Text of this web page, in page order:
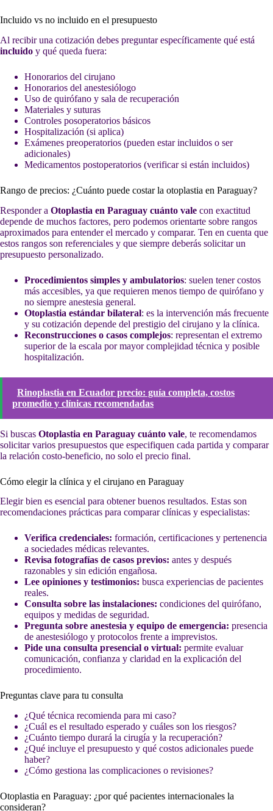
Incluido vs no incluido en el presupuesto
Al recibir una cotización debes preguntar específicamente qué está
incluido y qué queda fuera:
Honorarios del cirujano
Honorarios del anestesiólogo
Uso de quirófano y sala de recuperación
Materiales y suturas
Controles posoperatorios básicos
Hospitalización (si aplica)
Exámenes preoperatorios (pueden estar incluidos o ser
adicionales)
Medicamentos postoperatorios (verificar si están incluidos)
Rango de precios: ¿Cuánto puede costar la otoplastia en Paraguay?
Responder a Otoplastia en Paraguay cuánto vale con exactitud
depende de muchos factores, pero podemos orientarte sobre rangos
aproximados para entender el mercado y comparar. Ten en cuenta que
estos rangos son referenciales y que siempre deberás solicitar un
presupuesto personalizado.
Procedimientos simples y ambulatorios: suelen tener costos
más accesibles, ya que requieren menos tiempo de quirófano y
no siempre anestesia general.
Otoplastia estándar bilateral: es la intervención más frecuente
y su cotización depende del prestigio del cirujano y la clínica.
Reconstrucciones o casos complejos: representan el extremo
superior de la escala por mayor complejidad técnica y posible
hospitalización.
Rinoplastia en Ecuador precio: guía completa, costos
promedio y clínicas recomendadas
Si buscas Otoplastia en Paraguay cuánto vale, te recomendamos
solicitar varios presupuestos que especifiquen cada partida y comparar
la relación costo-beneficio, no solo el precio final.
Cómo elegir la clínica y el cirujano en Paraguay
Elegir bien es esencial para obtener buenos resultados. Estas son
recomendaciones prácticas para comparar clínicas y especialistas:
Verifica credenciales: formación, certificaciones y pertenencia
a sociedades médicas relevantes.
Revisa fotografías de casos previos: antes y después
razonables y sin edición engañosa.
Lee opiniones y testimonios: busca experiencias de pacientes
reales.
Consulta sobre las instalaciones: condiciones del quirófano,
equipos y medidas de seguridad.
Pregunta sobre anestesia y equipo de emergencia: presencia
de anestesiólogo y protocolos frente a imprevistos.
Pide una consulta presencial o virtual: permite evaluar
comunicación, confianza y claridad en la explicación del
procedimiento.
Preguntas clave para tu consulta
¿Qué técnica recomienda para mi caso?
¿Cuál es el resultado esperado y cuáles son los riesgos?
¿Cuánto tiempo durará la cirugía y la recuperación?
¿Qué incluye el presupuesto y qué costos adicionales puede
haber?
¿Cómo gestiona las complicaciones o revisiones?
Otoplastia en Paraguay: ¿por qué pacientes internacionales la
consideran?